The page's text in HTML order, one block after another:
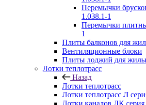
Перемычки
1.038.1-1
Перемычки
1
Плиты балконов для
Вентиляционные блоки
Плиты лоджий для
Лотки теплотрасс
Назад
Лотки теплотрасс
Лотки теплотрасс Л
Лотки каналов ЛК серия